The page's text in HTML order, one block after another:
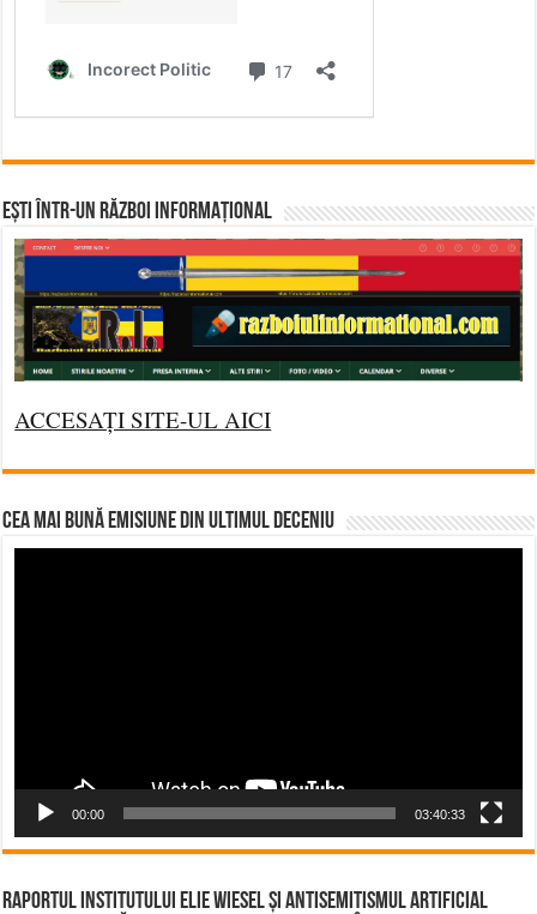
Ești într-un RĂZBOI INFORMAȚIONAL
ACCESAȚI SITE-UL AICI
CEA MAI BUNĂ EMISIUNE DIN ULTIMUL DECENIU
00:00 03:40:33
Raportul Institutului Elie Wiesel și Antisemitismul Artificial